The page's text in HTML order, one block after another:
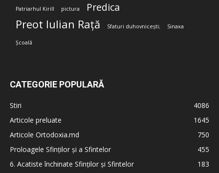
Patriarhul Kirill pictura Predica
Preot Iulian Rață Sfaturi duhovnicești; Sinaxa
Școală
CATEGORIE POPULARĂ
Stiri
4086
Articole preluate
1645
Articole Ortodoxia.md
750
Proloagele Sfinților și a Sfintelor
455
6. Acatiste închinate Sfinților și Sfintelor
183